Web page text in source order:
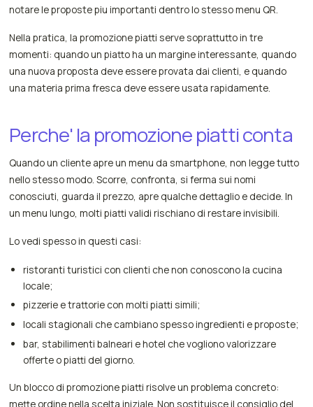
notare le proposte piu importanti dentro lo stesso menu QR.
Nella pratica, la promozione piatti serve soprattutto in tre
momenti: quando un piatto ha un margine interessante, quando
una nuova proposta deve essere provata dai clienti, e quando
una materia prima fresca deve essere usata rapidamente.
Perche' la promozione piatti conta
Quando un cliente apre un menu da smartphone, non legge tutto
nello stesso modo. Scorre, confronta, si ferma sui nomi
conosciuti, guarda il prezzo, apre qualche dettaglio e decide. In
un menu lungo, molti piatti validi rischiano di restare invisibili.
Lo vedi spesso in questi casi:
ristoranti turistici con clienti che non conoscono la cucina
locale;
pizzerie e trattorie con molti piatti simili;
locali stagionali che cambiano spesso ingredienti e proposte;
bar, stabilimenti balneari e hotel che vogliono valorizzare
offerte o piatti del giorno.
Un blocco di promozione piatti risolve un problema concreto:
mette ordine nella scelta iniziale. Non sostituisce il consiglio del